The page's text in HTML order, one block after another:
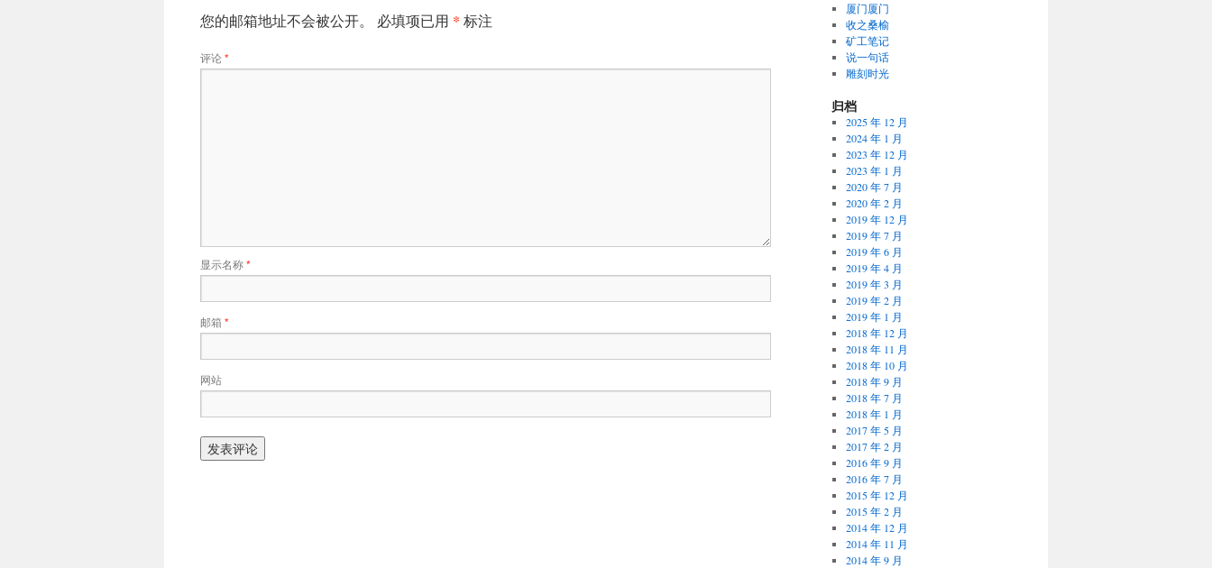
您的邮箱地址不会被公开。 必填项已用 * 标注
评论*
显示名称*
邮箱 *
网站
厦门厦门
收之桑榆
矿工笔记
说一句话
雕刻时光
归档
2025 年 12 月
2024 年 1 月
2023 年 12 月
2023 年 1 月
2020 年 7 月
2020 年 2 月
2019 年 12 月
2019 年 7 月
2019 年 6 月
2019 年 4 月
2019 年 3 月
2019 年 2 月
2019 年 1 月
2018 年 12 月
2018 年 11 月
2018 年 10 月
2018 年 9 月
2018 年 7 月
2018 年 1 月
2017 年 5 月
2017 年 2 月
2016 年 9 月
2016 年 7 月
2015 年 12 月
2015 年 2 月
2014 年 12 月
2014 年 11 月
2014 年 9 月